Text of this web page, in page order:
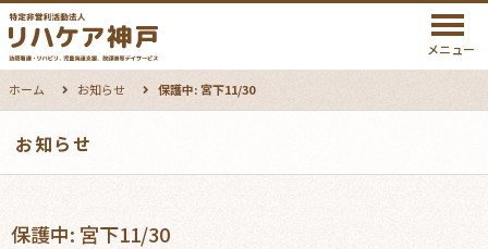
メニュー
ホーム お知らせ 保護中: 宮下11/30
お知らせ
保護中: 宮下11/30